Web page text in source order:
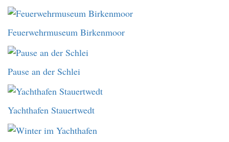
Feuerwehrmuseum Birkenmoor
Pause an der Schlei
Yachthafen Stauertwedt